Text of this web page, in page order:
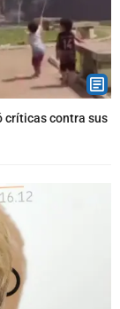
críticas contra sus